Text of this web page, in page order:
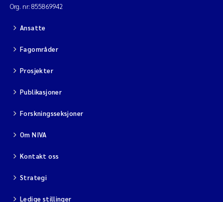
Org. nr: 855869942
Ansatte
Fagområder
Prosjekter
Publikasjoner
Forskningsseksjoner
Om NIVA
Kontakt oss
Strategi
Ledige stillinger